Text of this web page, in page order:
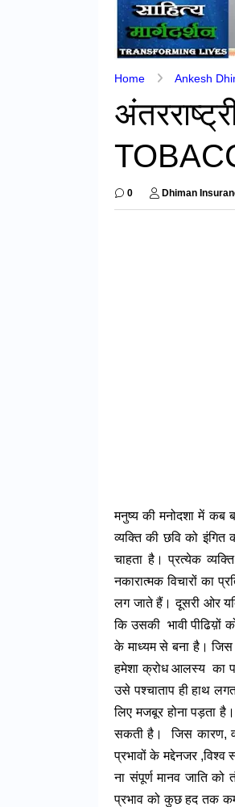
Home Ankesh
0 Dhiman
मनुष्य की मनोदशा में कब
व्यक्ति की छवि को
चाहता है। प्रत्येक
नकारात्मक विचारों का
लग जाते हैं। दूसरी ओर
कि उसकी भावी पीढिय़ों
के माध्यम से बना है। जिस
हमेशा क्रोध आलस्य का
उसे पश्चाताप ही हाथ
लिए मजबूर होना पड़ता
सकती है। जिस कारण,
प्रभावों के मद्देनजर
ना संपूर्ण मानव जाति
प्रभाव को कुछ हद तक